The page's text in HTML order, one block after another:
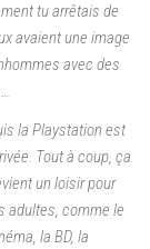
tu arrêtais de
avaient une image
avec des
la Playstation est
Tout à coup, ça
un loisir pour
adultes, comme le
la BD, la